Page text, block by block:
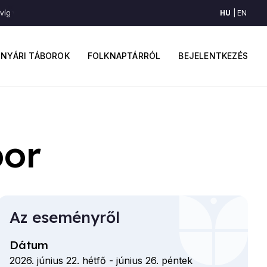
fiók
menüje
BEJELENTKEZÉS
NYÁRI TÁBOROK FOLKNAPTÁRRÓL
voltam (Gyimes) Én Istenem, de
HU EN
Az eseményről
Dátum
2026. június 22. hétfő - június 26. péntek